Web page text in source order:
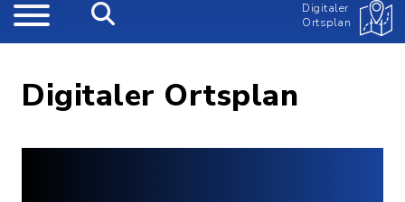
Digitaler
Ortsplan
Digitaler Ortsplan